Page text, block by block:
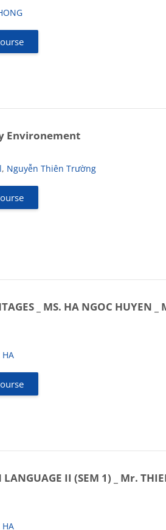
Environement
, Nguyễn Thiên Trường
_ MS. HA NGOC HUYEN _
II (SEM 1) _ Mr.